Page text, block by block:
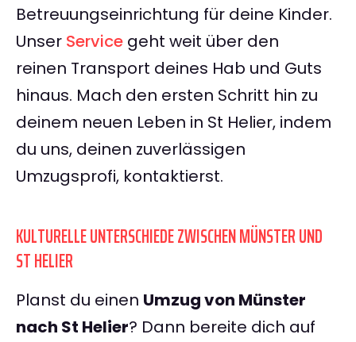
Betreuungseinrichtung für deine Kinder.
Unser Service geht weit über den
reinen Transport deines Hab und Guts
hinaus. Mach den ersten Schritt hin zu
deinem neuen Leben in St Helier, indem
du uns, deinen zuverlässigen
Umzugsprofi, kontaktierst.
KULTURELLE UNTERSCHIEDE ZWISCHEN MÜNSTER UND
ST HELIER
Planst du einen Umzug von Münster
nach St Helier? Dann bereite dich auf